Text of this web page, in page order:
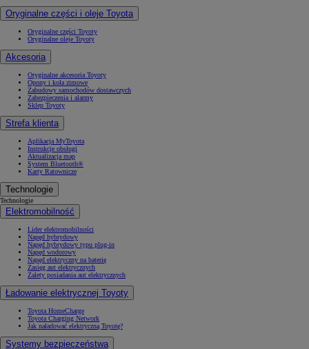
Oryginalne części i oleje Toyota
Oryginalne części Toyoty
Oryginalne oleje Toyoty
Akcesoria
Oryginalne akcesoria Toyoty
Opony i koła zimowe
Zabudowy samochodów dostawczych
Zabezpieczenia i alarmy
Sklep Toyoty
Strefa klienta
Aplikacja MyToyota
Instrukcje obsługi
Aktualizacja map
System Bluetooth®
Karty Ratownicze
Technologie
Technologie
Elektromobilność
Lider elektromobilności
Napęd hybrydowy
Napęd hybrydowy typu plug-in
Napęd wodorowy
Napęd elektryczny na baterię
Zasięg aut elektrycznych
Zalety posiadania aut elektrycznych
Ładowanie elektrycznej Toyoty
Toyota HomeCharge
Toyota Charging Network
Jak naładować elektryczną Toyotę?
Systemy bezpieczeństwa